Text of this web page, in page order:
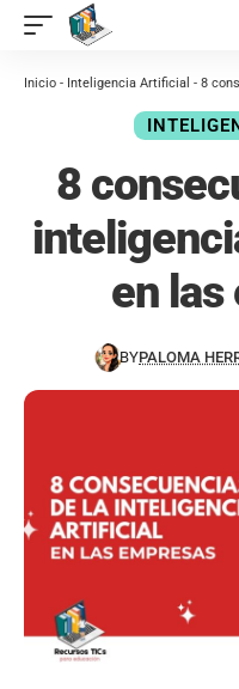
contenido
Inicio - Inteligencia Artificial - 8
8
en las
BYPALOMA